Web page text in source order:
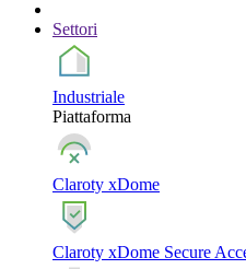
Settori
Industriale
Piattaforma
Claroty xDome
Claroty xDome Secure